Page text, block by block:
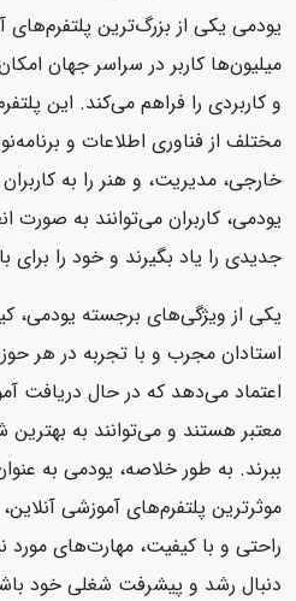
یودمی یکی از بزرگ‌ترین پلتفرم‌های
میلیون‌ها کاربر در سراسر جهان
و کاربردی را فراهم می‌کند. این
مختلف از فناوری اطلاعات و
خارجی، مدیریت، و هنر را به کاربران
یودمی، کاربران می‌توانند به صورت
جدیدی را یاد بگیرند و خود را برای
یکی از ویژگی‌های برجسته یودمی،
استادان مجرب و با تجربه در هر
اعتماد می‌دهد که در حال دریافت
معتبر هستند و می‌توانند به
ببرند. به طور خلاصه، یودمی به
موثرترین پلتفرم‌های آموزشی آنلاین،
راحتی و با کیفیت، مهارت‌های مورد
دنبال رشد و پیشرفت شغلی خود